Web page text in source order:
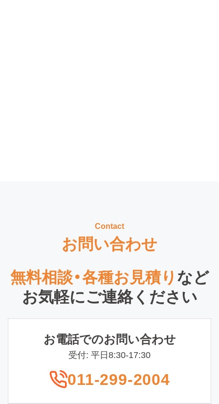
Contact
お問い合わせ
無料相談・各種お見積り など
お気軽にご連絡ください
お電話でのお問い合わせ
受付: 平日8:30-17:30
011-299-2004